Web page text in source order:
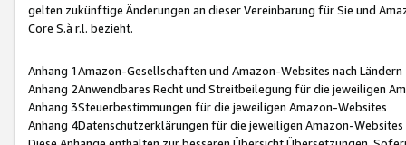
gelten zukünftige Änderungen an dieser Vereinbarung für Sie und
Core S.à r.l. bezieht.
Anhang 1Amazon-Gesellschaften und Amazon-Websites nach Ländern
Anhang 2Anwendbares Recht und Streitbeilegung für die jeweiligen
Anhang 3Steuerbestimmungen für die jeweiligen Amazon-Websites
Anhang 4Datenschutzerklärungen für die jeweiligen Amazon-Websites